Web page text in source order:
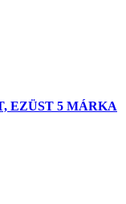
EZÜST 5 MÁRKA